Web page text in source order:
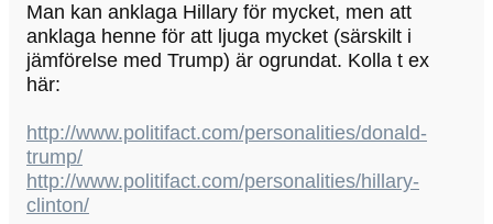
Man kan anklaga Hillary för mycket, men att
anklaga henne för att ljuga mycket (särskilt i
jämförelse med Trump) är ogrundat. Kolla t ex
här:
http://www.politifact.com/personalities/donald-
trump/
http://www.politifact.com/personalities/hillary-
clinton/